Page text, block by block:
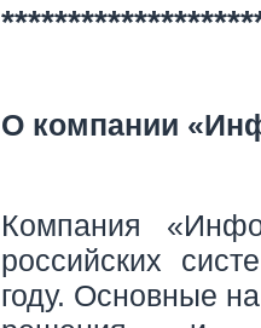
О компании
Компания
российских
году. Основные